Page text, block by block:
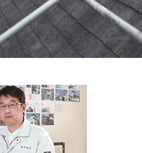
専門店の株式会社住友
電話：0800-200-5246/
メール相談・御見積り